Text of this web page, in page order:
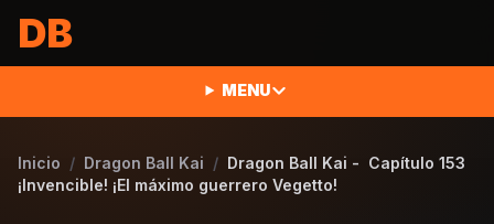
DB
MENU
Inicio / Dragon Ball Kai / Dragon Ball Kai - Capítulo 153
¡Invencible! ¡El máximo guerrero Vegetto!